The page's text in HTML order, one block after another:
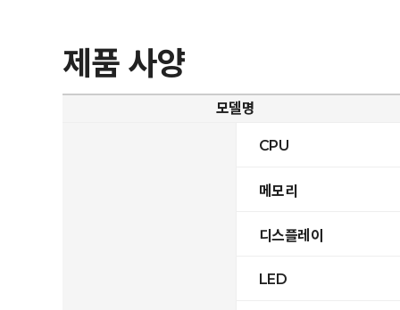
제품 사양
모델명
CPU
메모리
디스플레이
LED